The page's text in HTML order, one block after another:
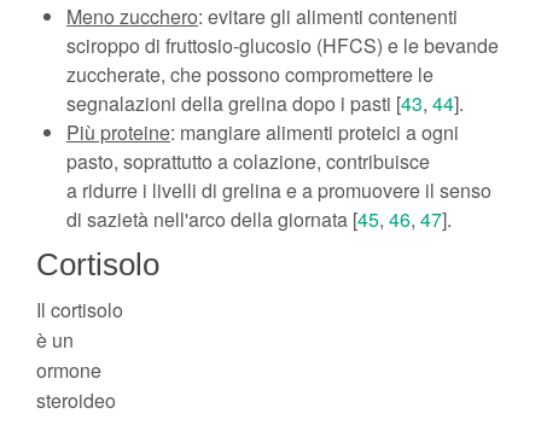
Meno zucchero: evitare gli alimenti contenenti
sciroppo di fruttosio-glucosio (HFCS) e le bevande
zuccherate, che possono compromettere le
segnalazioni della grelina dopo i pasti [43, 44].
Più proteine: mangiare alimenti proteici a ogni
pasto, soprattutto a colazione, contribuisce
a ridurre i livelli di grelina e a promuovere il senso
di sazietà nell'arco della giornata [45, 46, 47].
Cortisolo
Il cortisolo
è un
ormone
steroideo